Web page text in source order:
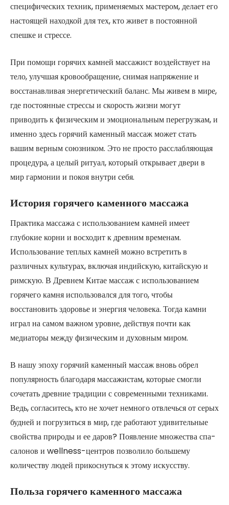
специфических техник, применяемых мастером, делает его
настоящей находкой для тех, кто живет в постоянной
спешке и стрессе.
При помощи горячих камней массажист воздействует на
тело, улучшая кровообращение, снимая напряжение и
восстанавливая энергетический баланс. Мы живем в мире,
где постоянные стрессы и скорость жизни могут
приводить к физическим и эмоциональным перегрузкам, и
именно здесь горячий каменный массаж может стать
вашим верным союзником. Это не просто расслабляющая
процедура, а целый ритуал, который открывает двери в
мир гармонии и покоя внутри себя.
История горячего каменного массажа
Практика массажа с использованием камней имеет
глубокие корни и восходит к древним временам.
Использование теплых камней можно встретить в
различных культурах, включая индийскую, китайскую и
римскую. В Древнем Китае массаж с использованием
горячего камня использовался для того, чтобы
восстановить здоровье и энергия человека. Тогда камни
играл на самом важном уровне, действуя почти как
медиаторы между физическим и духовным миром.
В нашу эпоху горячий каменный массаж вновь обрел
популярность благодаря массажистам, которые смогли
сочетать древние традиции с современными техниками.
Ведь, согласитесь, кто не хочет немного отвлечься от серых
будней и погрузиться в мир, где работают удивительные
свойства природы и ее даров? Появление множества спа-
салонов и wellness-центров позволило большему
количеству людей прикоснуться к этому искусству.
Польза горячего каменного массажа